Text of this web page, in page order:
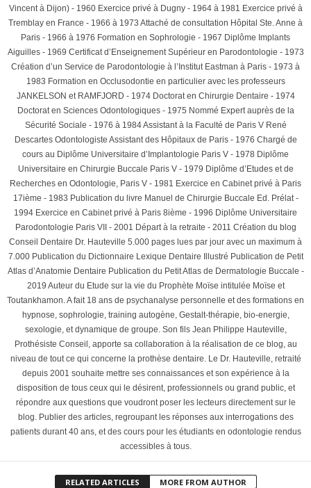
Vincent à Dijon) - 1960 Exercice privé à Dugny - 1964 à 1981 Exercice privé à
Tremblay en France - 1966 à 1973 Attaché de consultation Hôpital Ste. Anne à
Paris - 1966 à 1976 Formation en Sophrologie - 1967 Diplôme Implants
Aiguilles - 1969 Certificat d’Enseignement Supérieur en Parodontologie - 1973
Création d’un Service de Parodontologie à l’Institut Eastman à Paris - 1973 à
1983 Formation en Occlusodontie en particulier avec les professeurs
JANKELSON et RAMFJORD - 1974 Doctorat en Chirurgie Dentaire - 1974
Doctorat en Sciences Odontologiques - 1975 Nommé Expert auprès de la
Sécurité Sociale - 1976 à 1984 Assistant à la Faculté de Paris V René
Descartes Odontologiste Assistant des Hôpitaux de Paris - 1976 Chargé de
cours au Diplôme Universitaire d’Implantologie Paris V - 1978 Diplôme
Universitaire en Chirurgie Buccale Paris V - 1979 Diplôme d’Etudes et de
Recherches en Odontologie, Paris V - 1981 Exercice en Cabinet privé à Paris
17ième - 1983 Publication du livre Manuel de Chirurgie Buccale Ed. Prélat -
1994 Exercice en Cabinet privé à Paris 8ième - 1996 Diplôme Universitaire
Parodontologie Paris VII - 2001 Départ à la retraite - 2011 Création du blog
Conseil Dentaire Dr. Hauteville 5.000 pages lues par jour avec un maximum à
7.000 Publication du Dictionnaire Lexique Dentaire Illustré Publication de Petit
Atlas d’Anatomie Dentaire Publication du Petit Atlas de Dermatologie Buccale -
2019 Auteur du Etude sur la vie du Prophète Moïse intitulée Moïse et
Toutankhamon. A fait 18 ans de psychanalyse personnelle et des formations en
hypnose, sophrologie, training autogène, Gestalt-thérapie, bio-energie,
sexologie, et dynamique de groupe. Son fils Jean Philippe Hauteville,
Prothésiste Conseil, apporte sa collaboration à la réalisation de ce blog, au
niveau de tout ce qui concerne la prothèse dentaire. Le Dr. Hauteville, retraité
depuis 2001 souhaite mettre ses connaissances et son expérience à la
disposition de tous ceux qui le désirent, professionnels ou grand public, et
répondre aux questions que voudront poser les lecteurs directement sur le
blog. Publier des articles, regroupant les réponses aux interrogations des
patients durant 40 ans, et des cours pour les étudiants en odontologie rendus
accessibles à tous.
RELATED ARTICLES MORE FROM AUTHOR